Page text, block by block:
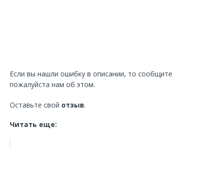
Если вы нашли ошибку в описании, то сообщите
пожалуйста нам об этом.
Оставьте свой отзыв.
Читать еще: